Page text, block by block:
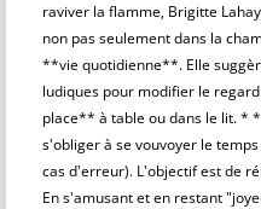
raviver la flamme, Brigitte
non pas seulement dans la
**vie quotidienne**. Elle
ludiques pour modifier le
place** à table ou dans le lit. *
s'obliger à se vouvoyer le
cas d'erreur). L'objectif est de
En s'amusant et en restant